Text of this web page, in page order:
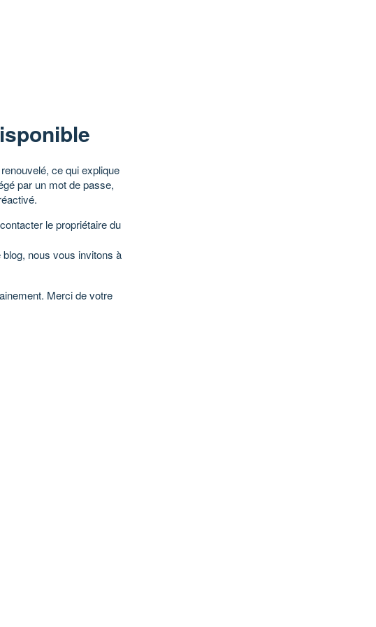
ce qui explique
par un mot de passe,
le propriétaire du
nous vous invitons à
Merci de votre